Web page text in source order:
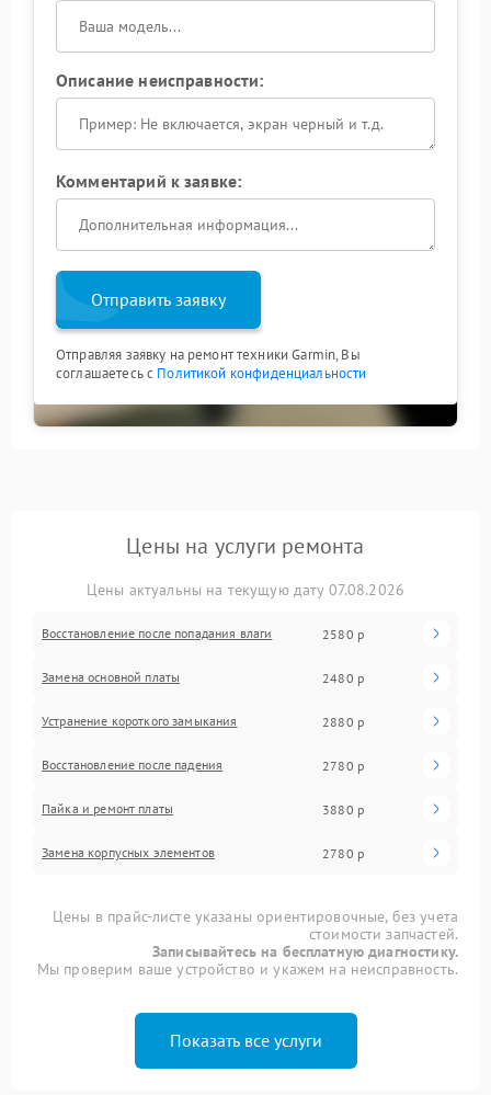
Описание неисправности:
Комментарий к заявке:
Отправить заявку
Отправляя заявку на ремонт техники Garmin, Вы
соглашаетесь с Политикой конфиденциальности
Цены на услуги ремонта
Цены актуальны на текущую дату 07.08.2026
Восстановление после попадания влаги 2580 р
Замена основной платы 2480 р
Устранение короткого замыкания 2880 р
Восстановление после падения 2780 р
Пайка и ремонт платы 3880 р
Замена корпусных элементов 2780 р
Цены в прайс-листе указаны ориентировочные, без учета
стоимости запчастей.
Записывайтесь на бесплатную диагностику.
Мы проверим ваше устройство и укажем на неисправность.
Показать все услуги